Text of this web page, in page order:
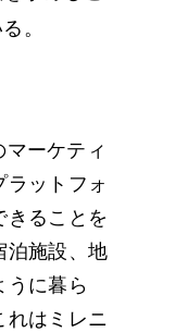
。
マーケティ
ラットフォ
きることを
泊施設、地
うに暮ら
れはミレニ